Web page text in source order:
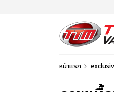
หน้าแรก